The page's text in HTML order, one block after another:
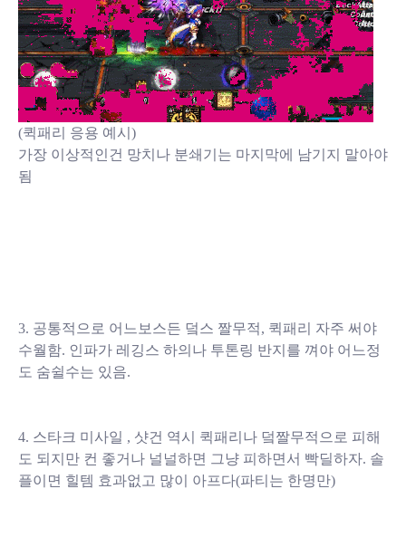
(퀵패리 응용 예시)
가장 이상적인건 망치나 분쇄기는 마지막에 남기지 말아야
됨
3. 공통적으로 어느보스든 덬스 짤무적, 퀵패리 자주 써야
수월함. 인파가 레깅스 하의나 투톤링 반지를 껴야 어느정
도 숨쉴수는 있음.
4. 스타크 미사일 , 샷건 역시 퀵패리나 덬짤무적으로 피해
도 되지만 컨 좋거나 널널하면 그냥 피하면서 빡딜하자. 솔
플이면 힐템 효과없고 많이 아프다(파티는 한명만)